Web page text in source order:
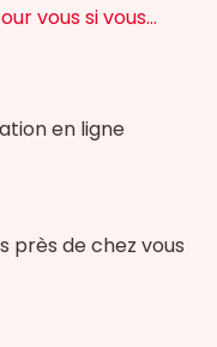
vous si vous…
en ligne
près de chez vous